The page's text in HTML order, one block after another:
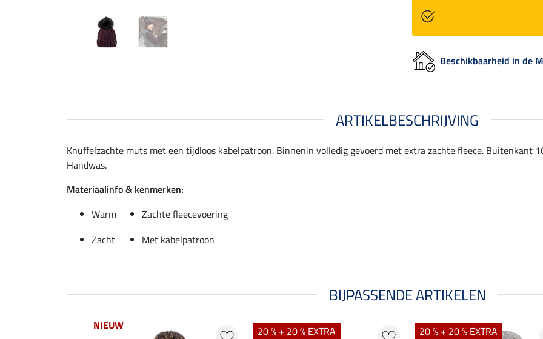
Beschikbaarheid in de
ARTIKELBESCHRIJVING
Knuffelzachte muts met een tijdloos kabelpatroon. Binnenin volledig gevoerd met extra zachte fleece. Buitenkant
Handwas.
Materiaalinfo & kenmerken:
Warm
Zachte fleecevoering
Zacht
Met kabelpatroon
BIJPASSENDE ARTIKELEN
NIEUW 20 % + 20 % EXTRA 20 % + 20 % EXTRA